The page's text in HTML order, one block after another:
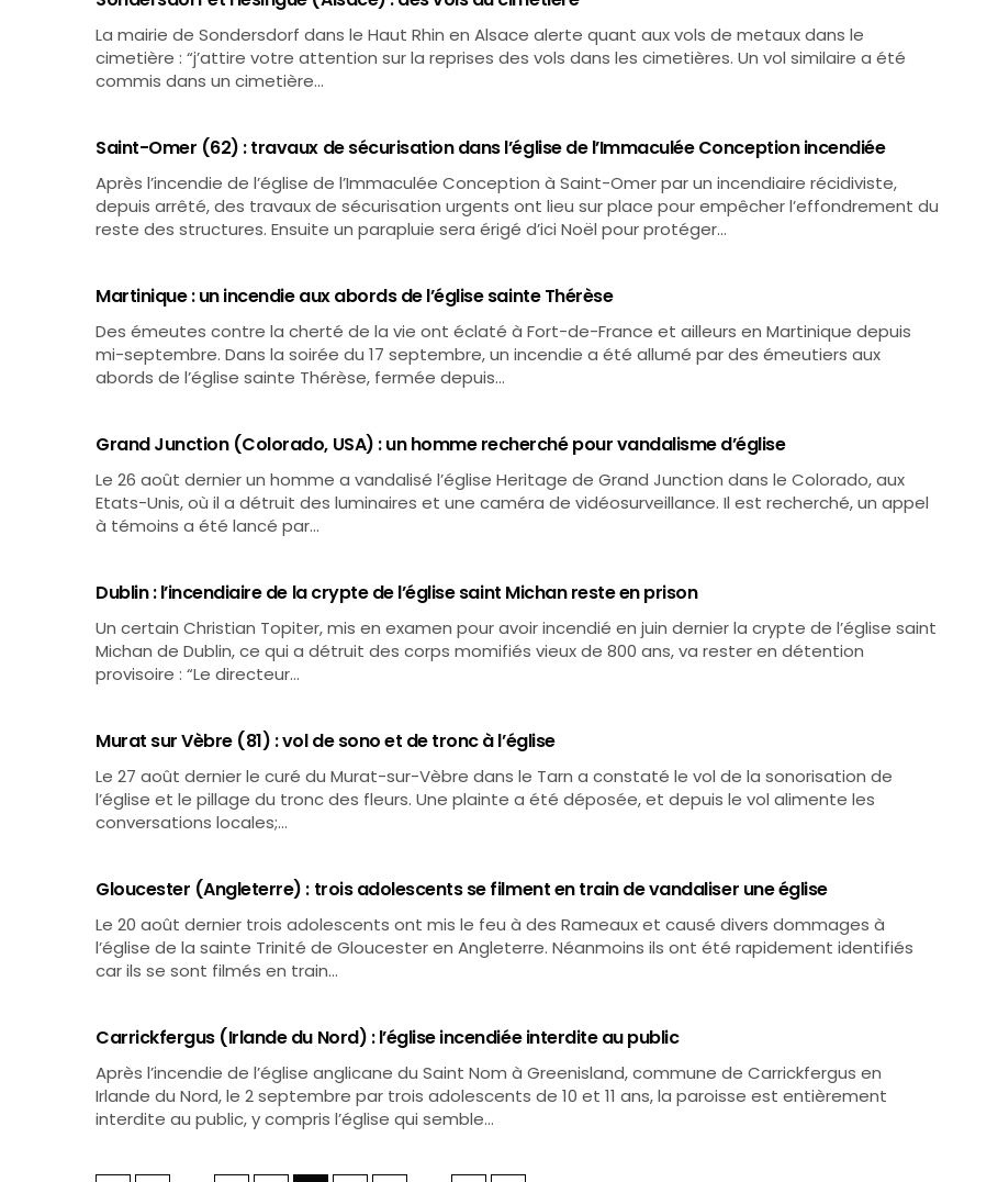
La mairie de Sondersdorf dans le Haut Rhin en Alsace alerte quant aux vols de metaux dans le
cimetière : “j’attire votre attention sur la reprises des vols dans les cimetières. Un vol similaire a été
commis dans un cimetière…
Saint-Omer (62) : travaux de sécurisation dans l’église de l’Immaculée Conception incendiée
Après l’incendie de l’église de l’Immaculée Conception à Saint-Omer par un incendiaire récidiviste,
depuis arrêté, des travaux de sécurisation urgents ont lieu sur place pour empêcher l’effondrement du
reste des structures. Ensuite un parapluie sera érigé d’ici Noël pour protéger…
Martinique : un incendie aux abords de l’église sainte Thérèse
Des émeutes contre la cherté de la vie ont éclaté à Fort-de-France et ailleurs en Martinique depuis
mi-septembre. Dans la soirée du 17 septembre, un incendie a été allumé par des émeutiers aux
abords de l’église sainte Thérèse, fermée depuis…
Grand Junction (Colorado, USA) : un homme recherché pour vandalisme d’église
Le 26 août dernier un homme a vandalisé l’église Heritage de Grand Junction dans le Colorado, aux
Etats-Unis, où il a détruit des luminaires et une caméra de vidéosurveillance. Il est recherché, un appel
à témoins a été lancé par…
Dublin : l’incendiaire de la crypte de l’église saint Michan reste en prison
Un certain Christian Topiter, mis en examen pour avoir incendié en juin dernier la crypte de l’église saint
Michan de Dublin, ce qui a détruit des corps momifiés vieux de 800 ans, va rester en détention
provisoire : “Le directeur…
Murat sur Vèbre (81) : vol de sono et de tronc à l’église
Le 27 août dernier le curé du Murat-sur-Vèbre dans le Tarn a constaté le vol de la sonorisation de
l’église et le pillage du tronc des fleurs. Une plainte a été déposée, et depuis le vol alimente les
conversations locales;…
Gloucester (Angleterre) : trois adolescents se filment en train de vandaliser une église
Le 20 août dernier trois adolescents ont mis le feu à des Rameaux et causé divers dommages à
l’église de la sainte Trinité de Gloucester en Angleterre. Néanmoins ils ont été rapidement identifiés
car ils se sont filmés en train…
Carrickfergus (Irlande du Nord) : l’église incendiée interdite au public
Après l’incendie de l’église anglicane du Saint Nom à Greenisland, commune de Carrickfergus en
Irlande du Nord, le 2 septembre par trois adolescents de 10 et 11 ans, la paroisse est entièrement
interdite au public, y compris l’église qui semble…